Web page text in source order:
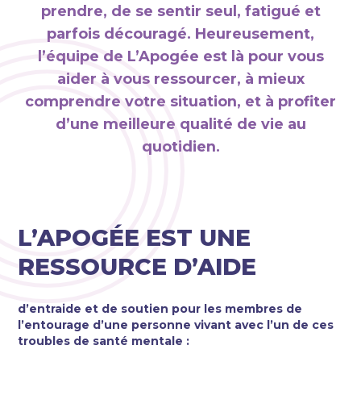
prendre, de se sentir seul, fatigué et
parfois découragé. Heureusement,
l’équipe de L’Apogée est là pour vous
aider à vous ressourcer, à mieux
comprendre votre situation, et à profiter
d’une meilleure qualité de vie au
quotidien.
L’APOGÉE EST UNE
RESSOURCE D’AIDE
d’entraide et de soutien pour les membres de
l’entourage d’une personne vivant avec l’un de ces
troubles de santé mentale :